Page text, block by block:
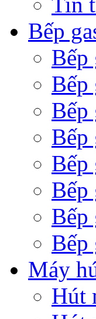
Bếp
Bếp
Bếp
Bếp
Bếp
Bếp
Bếp
Bếp
Bếp
Máy
Hút